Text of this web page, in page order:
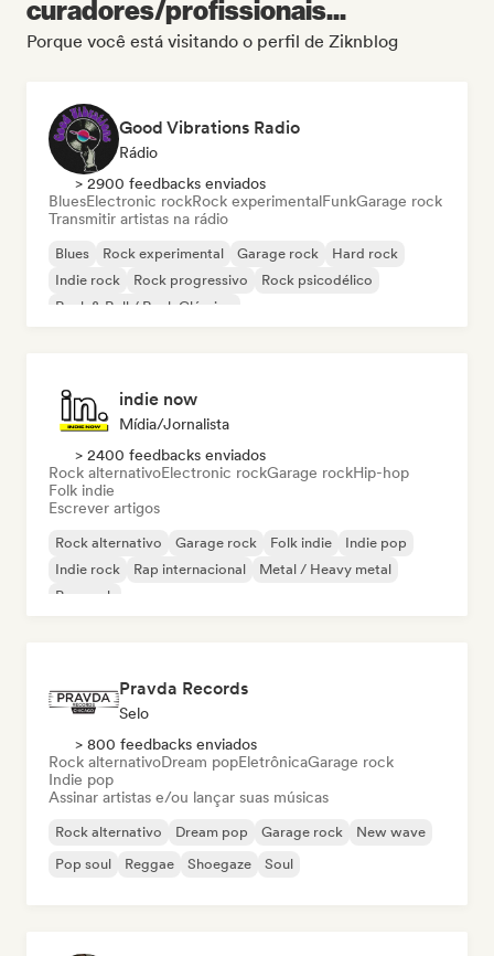
curadores/profissionais...
Porque você está visitando o perfil de Ziknblog
Good Vibrations Radio
Rádio
> 2900 feedbacks enviados
BluesElectronic rockRock experimentalFunkGarage rock
Transmitir artistas na rádio
Blues Rock experimental Garage rock
Hard rock
Indie rock
Rock progressivo
Rock psicodélico
Rock & Roll / Rock Clássico
indie now
Mídia/Jornalista
> 2400 feedbacks enviados
Rock alternativoElectronic rockGarage rockHip-hop
Folk indie
Escrever artigos
Rock alternativo Garage rock Folk indie
Indie pop
Indie rock
Rap internacional
Metal / Heavy metal
Pop rock
Pravda Records
Selo
> 800 feedbacks enviados
Rock alternativoDream popEletrônicaGarage rock
Indie pop
Assinar artistas e/ou lançar suas músicas
Rock alternativo Dream pop Garage rock
New wave
Pop soul
Reggae Shoegaze Soul